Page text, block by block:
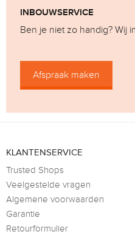
INBOUWSERVICE
Ben je niet zo handig? Wij
Afspraak maken
KLANTENSERVICE
Trusted Shops
Veelgestelde vragen
Algemene voorwaarden
Garantie
Retourformulier